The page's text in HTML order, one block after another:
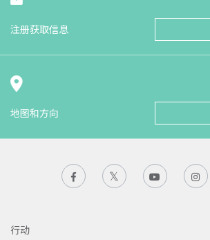
注册获取信息
地图和方向
行动